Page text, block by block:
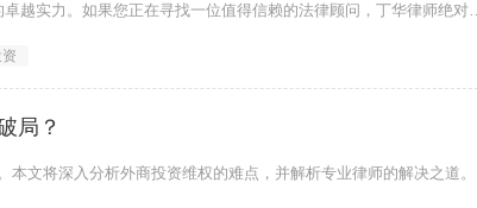
越实力。如果您正在寻找一位值得信赖的法律顾问，丁华律师绝对
局？
文将深入分析外商投资维权的难点，并解析专业律师的解决之道。